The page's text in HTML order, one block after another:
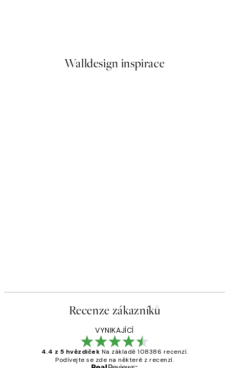
Walldesign inspirace
Recenze zákazníků
VYNIKAJÍCÍ
4.4 z 5 hvězdiček Na základě 108386 recenzí.
Podívejte se zde na některé z recenzí.